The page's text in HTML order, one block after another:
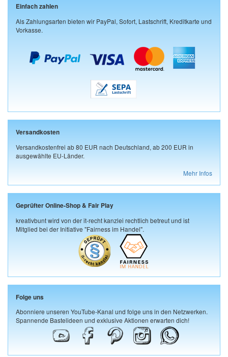
Einfach zahlen
Als Zahlungsarten bieten wir PayPal, Sofort, Lastschrift, Kreditkarte und
Vorkasse.
Versandkosten
Versandkostenfrei ab 80 EUR nach Deutschland, ab 200 EUR in
ausgewählte EU-Länder.
Mehr Infos
Geprüfter Online-Shop & Fair Play
kreativbunt wird von der it-recht kanzlei rechtlich betreut und ist
Mitglied bei der Initiative "Fairness im Handel".
Folge uns
Abonniere unseren YouTube-Kanal und folge uns in den Netzwerken.
Spannende Bastelideen und exklusive Aktionen erwarten dich!